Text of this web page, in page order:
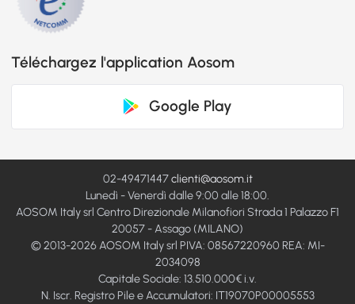
Téléchargez l'application Aosom
Google Play
02-49471447clienti@aosom.it
Lunedì - Venerdì dalle 9:00 alle 18:00.
AOSOM Italy srl Centro Direzionale Milanofiori Strada 1 Palazzo F1
20057 - Assago (MILANO)
© 2013-2026 AOSOM Italy srl PIVA: 08567220960 REA: MI-
2034098
Capitale Sociale: 13.510.000€ i.v.
N. Iscr. Registro Pile e Accumulatori: IT19070P00005553